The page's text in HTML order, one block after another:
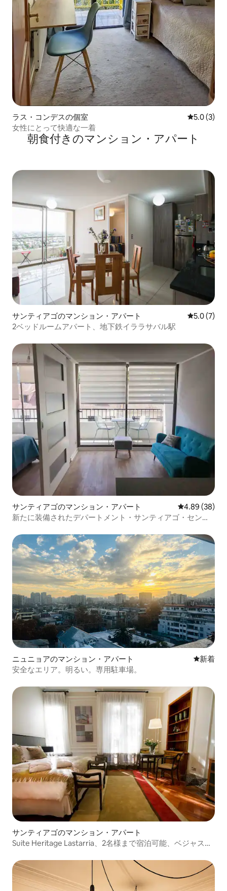
ラス・コンデスの個室 レビュー3
5.0 (3)
女性にとって快適な一着
朝食付きのマンション・アパート
サンティアゴのマンション・アパート レビュー7
5.0 (7)
2ベッドルームアパート、地下鉄イララサバル駅
サンティアゴのマンション・アパート レビュー38
4.89 (38)
新たに装備されたデパートメント・サンティアゴ・セント
ニュニョアのマンション・アパート 新しい宿
新着
安全なエリア。明るい。専用駐車場。
サンティアゴのマンション・アパート
Suite Heritage Lastarria、2名様まで宿泊可能、ベジャス・